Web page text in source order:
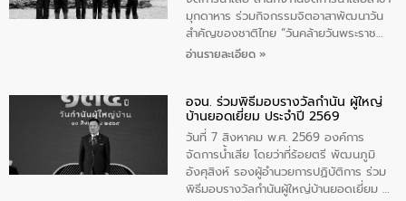
มุกดาหาร ร่วมกิจกรรมจิตอาสาพัฒนาวัน
สําคัญของชาติไทย “วันคล้ายวันพระราช
สมภพ สมเด็จพระนางเจ้าสิริกิติ์พระบรม
ทิพย์คำ รองผู้ว่าราชการจังหวัดมุกดาหาร
เป็นประธานในพิธี ณ เรือนจําชั่วคราวนาโสก
ตําบลนาโสก อําเภอเมืองมุกดาหาร จังหวัด
มุกดาหาร โดยในกิจกรรมได้ร่วมปลูกป่า และ
ทําความสะอาดภายในบริเวณ จัดกิจกรรม
เพื่อถวายเป็นพระราชกุศล สมเด็จพระนาง
อ่านรายละเอียด »
อจน. ร่วมพิธีมอบรางวัลกำนัน ผู้ใหญ่
บ้านยอดเยี่ยม ประจำปี 2569
วันที่ 7 สิงหาคม พ.ศ. 2569 องค์การ
จัดการน้ำเสีย โดยว่าที่ร้อยตรี พัฒนภูมิ
อังศุสิงห์ รองผู้อำนวยการปฏิบัติการ ร่วม
พิธีมอบรางวัลกำนันผู้ใหญ่บ้านยอดเยี่ยม ณ